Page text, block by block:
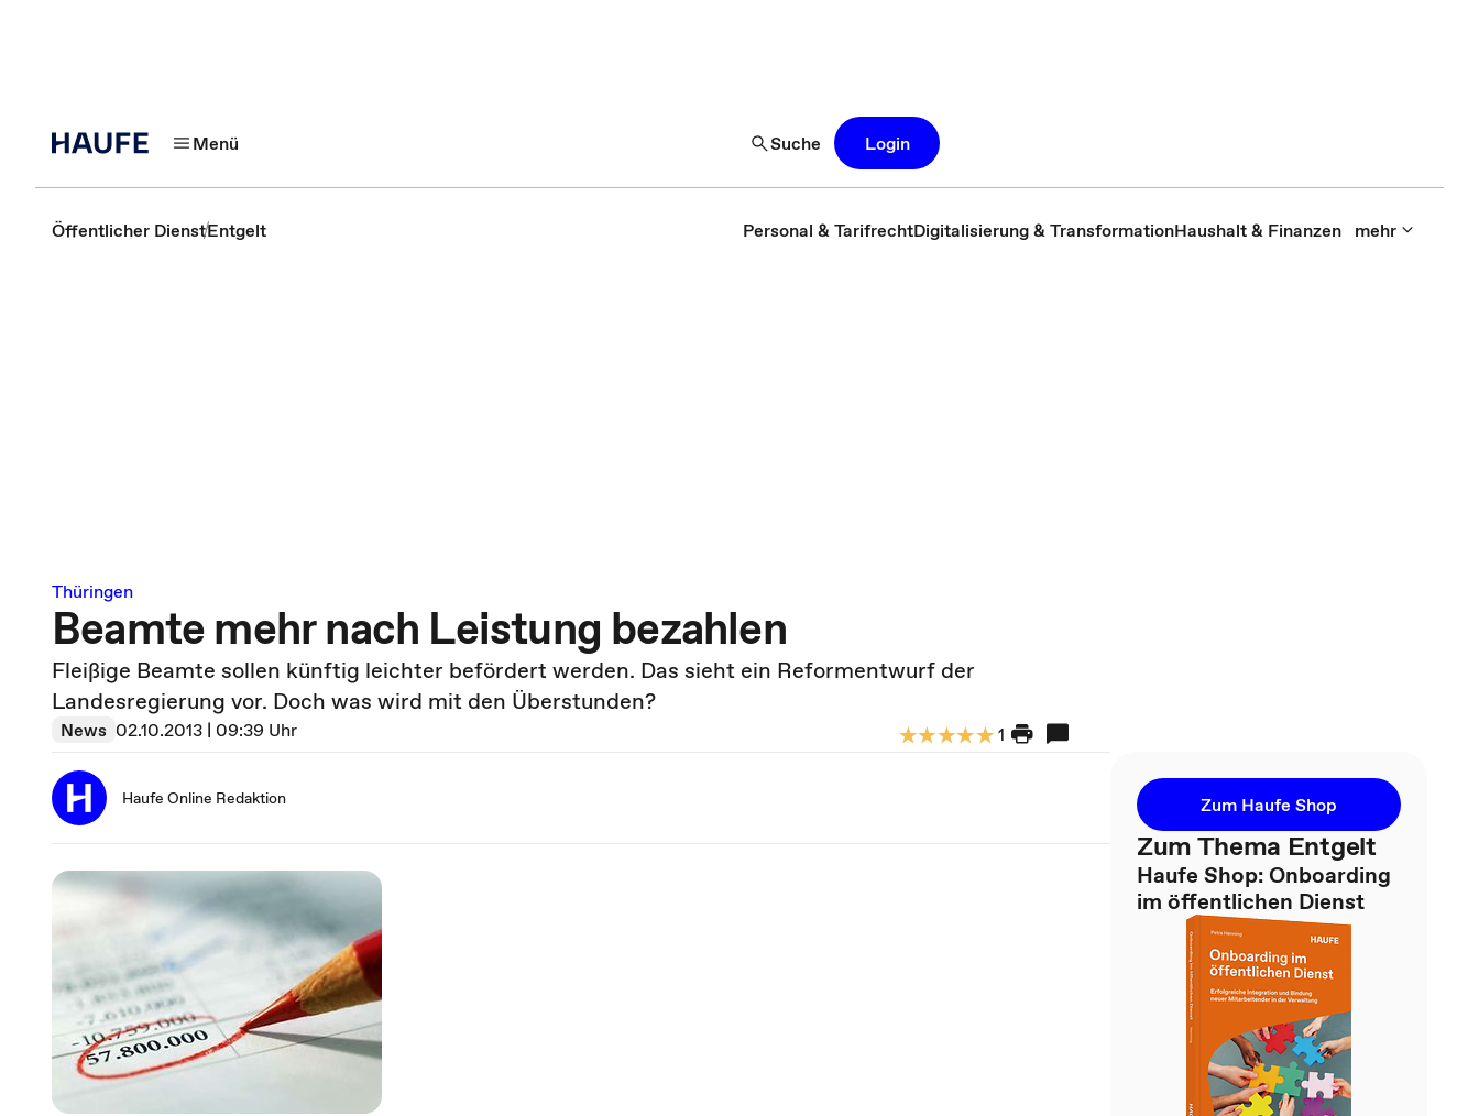
Menü Suche Login
Öffentlicher DienstEntgelt Personal & TarifrechtDigitalisierung & TransformationHaushalt & Finanzen mehr
Thüringen
Beamte mehr nach Leistung bezahlen
Fleißige Beamte sollen künftig leichter befördert werden. Das sieht ein Reformentwurf der
Landesregierung vor. Doch was wird mit den Überstunden?
News 02.10.2013 | 09:39 Uhr 1
Haufe Online Redaktion Zum Haufe Shop
Zum Thema Entgelt
Haufe Shop: Onboarding
im öffentlichen Dienst